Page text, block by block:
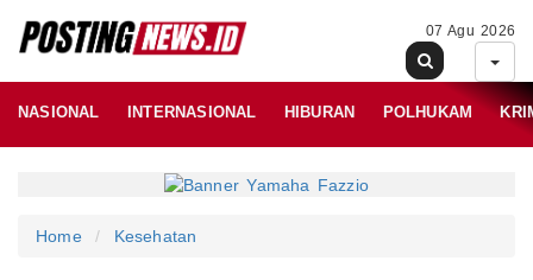
07 Agu 2026
NASIONAL INTERNASIONAL HIBURAN POLHUKAM
Home Kesehatan